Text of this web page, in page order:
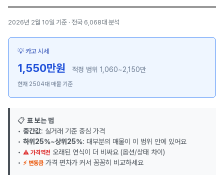
2026년 2월 10일 기준 · 전국 6,068대 분석
💡 카고 시세
1,550만원 적정 범위 1,060~2,150만
현재 2504대 매물 기준
📋 표 보는 법
• 중간값: 실거래 기준 중심 가격
• 하위25%~상위25%: 대부분의 매물이 이 범위 안에 있어요
• ⚠ 가격역전 오래된 연식이 더 비싸요 (옵션/상태 차이)
• ⚡ 변동큼 가격 편차가 커서 꼼꼼히 비교하세요